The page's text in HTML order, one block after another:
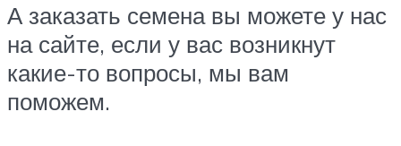
А заказать семена вы можете у нас
на сайте, если у вас возникнут
какие-то вопросы, мы вам
поможем.